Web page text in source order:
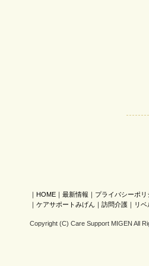
｜ HOME ｜ 最新情報 ｜ プライバシーポリ
｜ ケアサポートみげん ｜ 訪問介護 ｜ リ
Copyright (C) Care Support MIGEN All